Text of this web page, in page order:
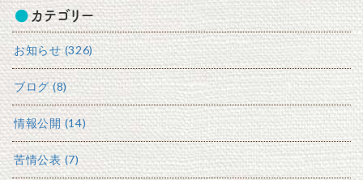
カテゴリー
お知らせ (326)
ブログ (8)
情報公開 (14)
苦情公表 (7)